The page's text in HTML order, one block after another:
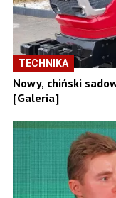
TECHNIKA
Nowy, chiński
[Galeria]